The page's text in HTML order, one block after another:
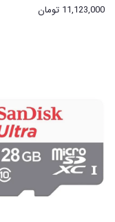
11,123,000 تومان